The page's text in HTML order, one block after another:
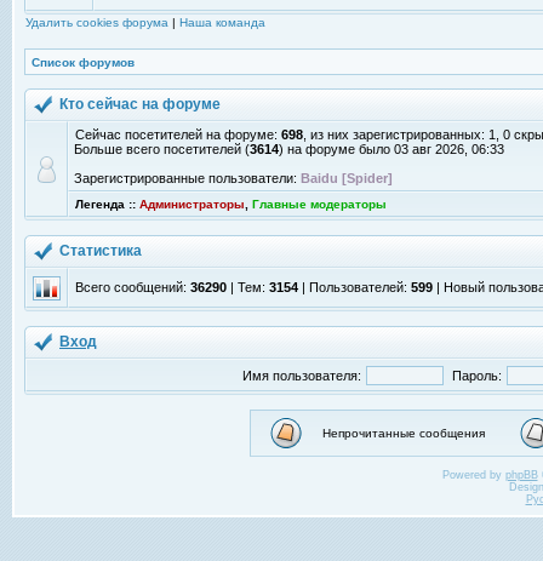
Удалить cookies форума | Наша команда
Список форумов
Кто сейчас на форуме
Сейчас посетителей на форуме: 698 , из них зарегистрированных: 1, 0
Больше всего посетителей (3614) на форуме было 03 авг 2026, 06:33
Зарегистрированные пользователи: Baidu [Spider]
Легенда :: Администраторы Главные модераторы
Статистика
Всего сообщений: 36290 | Тем: 3154 | Пользователей: 599 | Новый
Вход
Имя пользователя: Пароль:
Непрочитанные сообщения
Powered by phpBB